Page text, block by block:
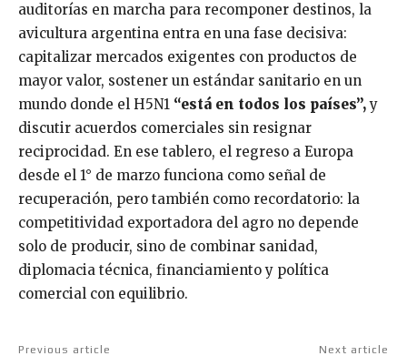
auditorías en marcha para recomponer destinos, la
avicultura argentina entra en una fase decisiva:
capitalizar mercados exigentes con productos de
mayor valor, sostener un estándar sanitario en un
mundo donde el H5N1 “está en todos los países”,y
discutir acuerdos comerciales sin resignar
reciprocidad. En ese tablero, el regreso a Europa
desde el 1° de marzo funciona como señal de
recuperación, pero también como recordatorio: la
competitividad exportadora del agro no depende
solo de producir, sino de combinar sanidad,
diplomacia técnica, financiamiento y política
comercial con equilibrio.
Previous article Next article